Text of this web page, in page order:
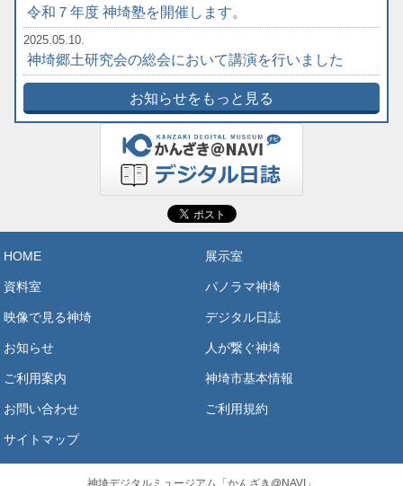
令和７年度 神埼塾を開催します。
2025.05.10.
神埼郷土研究会の総会において講演を行いました
お知らせをもっと見る
HOME 展示室
資料室 パノラマ神埼
映像で見る神埼 デジタル日誌
お知らせ 人が繋ぐ神埼
ご利用案内 神埼市基本情報
お問い合わせ ご利用規約
サイトマップ
神埼デジタルミュージアム「かんざき@NAVI」